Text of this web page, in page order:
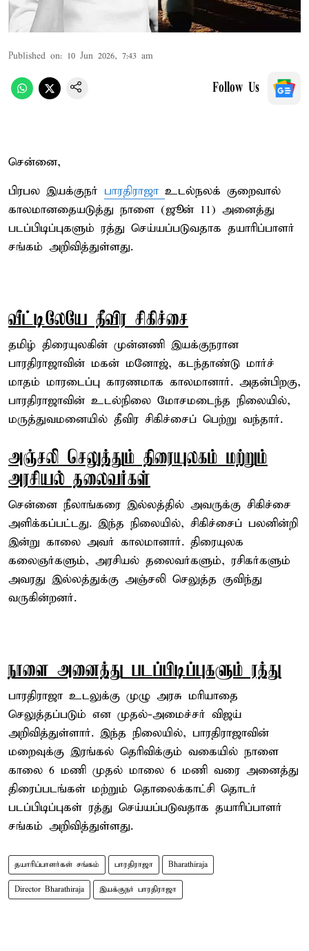
Published on: 10 Jun 2026, 7:43 am
Follow Us
சென்னை,
பிரபல இயக்குநர் பாரதிராஜா உடல்நலக் குறைவால்
காலமானதையடுத்து நாளை (ஜூன் 11) அனைத்து
படப்பிடிப்புகளும் ரத்து செய்யப்படுவதாக தயாரிப்பாளர்
சங்கம் அறிவித்துள்ளது.
வீட்டிலேயே தீவிர சிகிச்சை
தமிழ் திரையுலகின் முன்னணி இயக்குநரான
பாரதிராஜாவின் மகன் மனோஜ், கடந்தாண்டு மார்ச்
மாதம் மாரடைப்பு காரணமாக காலமானார். அதன்பிறகு,
பாரதிராஜாவின் உடல்நிலை மோசமடைந்த நிலையில்,
மருத்துவமனையில் தீவிர சிகிச்சைப் பெற்று வந்தார்.
அஞ்சலி செலுத்தும் திரையுலகம் மற்றும்
அரசியல் தலைவர்கள்
சென்னை நீலாங்கரை இல்லத்தில் அவருக்கு சிகிச்சை
அளிக்கப்பட்டது. இந்த நிலையில், சிகிச்சைப் பலனின்றி
இன்று காலை அவர் காலமானார். திரையுலக
கலைஞர்களும், அரசியல் தலைவர்களும், ரசிகர்களும்
அவரது இல்லத்துக்கு அஞ்சலி செலுத்த குவிந்து
வருகின்றனர்.
நாளை அனைத்து படப்பிடிப்புகளும் ரத்து
பாரதிராஜா உடலுக்கு முழு அரசு மரியாதை
செலுத்தப்படும் என முதல்-அமைச்சர் விஜய்
அறிவித்துள்ளார். இந்த நிலையில், பாரதிராஜாவின்
மறைவுக்கு இரங்கல் தெரிவிக்கும் வகையில் நாளை
காலை 6 மணி முதல் மாலை 6 மணி வரை அனைத்து
திரைப்படங்கள் மற்றும் தொலைக்காட்சி தொடர்
படப்பிடிப்புகள் ரத்து செய்யப்படுவதாக தயாரிப்பாளர்
சங்கம் அறிவித்துள்ளது.
தயாரிப்பாளர்கள் சங்கம் பாரதிராஜா Bharathiraja
Director Bharathiraja இயக்குநர் பாரதிராஜா